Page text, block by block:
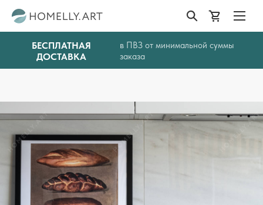
БЕСПЛАТНАЯ
ДОСТАВКА
в ПВЗ от минимальной суммы
заказа